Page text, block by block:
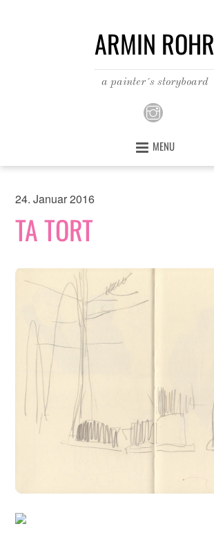
ARMIN ROHR
a painter´s storyboard
MENU
24. Januar 2016
TA TORT